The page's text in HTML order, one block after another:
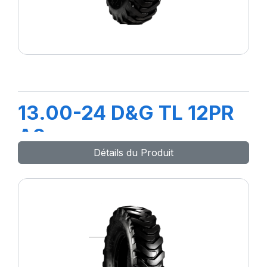
13.00-24 D&G TL 12PR
A2
Détails du Produit